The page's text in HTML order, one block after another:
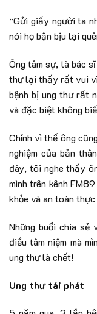
“Gửi giấy người ta
nói họ bận bịu lại
Ông tâm sự, là bác
thư lại thấy rất vui vì
bệnh bị ung thư rất
và đặc biệt không
Chính vì thế ông
nghiệm của bản
đây, tôi nghe thấy
mình trên kênh
khỏe và an toàn thực
Những buổi chia sẻ
điều tâm niệm mà
ung thư là chết!
Ung thư tái phát